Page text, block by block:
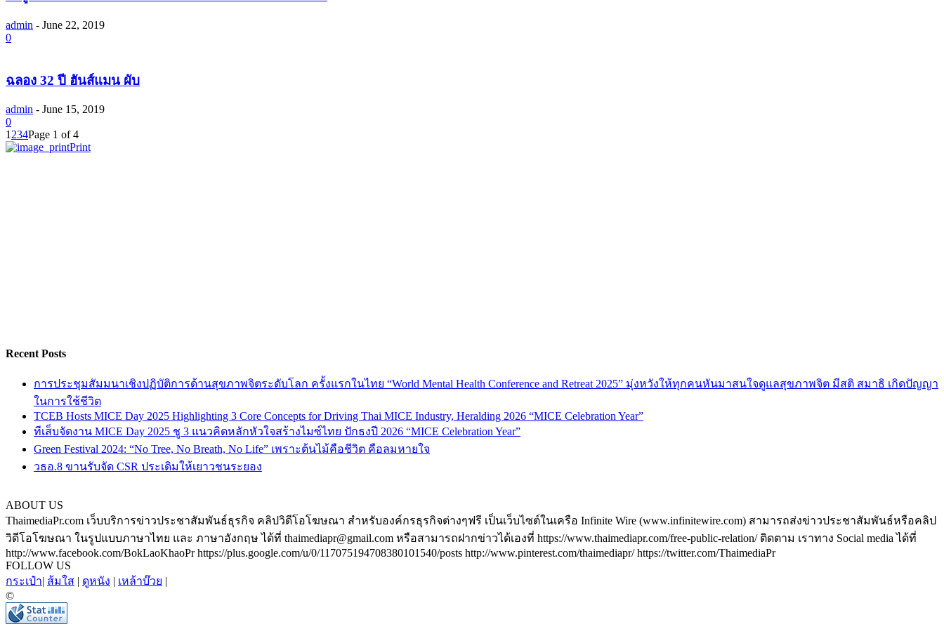
admin - June 22, 2019
0
ฉลอง 32 ปี ฮันส์แมน ผับ
admin - June 15, 2019
0
1 234Page 1 of 4
Print
Recent Posts
การประชุมสัมมนาเชิงปฏิบัติการด้านสุขภาพจิตระดับโลก ครั้งแรกในไทย “World Mental Health Conference and Retreat 2025” มุ่งหวังให้ทุกคนหันมาสนใจดูแลสุขภาพจิต มีสติ สมาธิ เกิดปัญญา
ในการใช้ชีวิต
TCEB Hosts MICE Day 2025 Highlighting 3 Core Concepts for Driving Thai MICE Industry, Heralding 2026 “MICE Celebration Year”
ทีเส็บจัดงาน MICE Day 2025 ชู 3 แนวคิดหลักหัวใจสร้างไมซ์ไทย ปักธงปี 2026 “MICE Celebration Year”
Green Festival 2024: “No Tree, No Breath, No Life” เพราะต้นไม้คือชีวิต คือลมหายใจ
วธอ.8 ขานรับจัด CSR ประเดิมให้เยาวชนระยอง
ABOUT US
ThaimediaPr.com เว็บบริการข่าวประชาสัมพันธ์ธุรกิจ คลิปวิดีโอโฆษณา สำหรับองค์กรธุรกิจต่างๆฟรี เป็นเว็บไซต์ในเครือ Infinite Wire (www.infinitewire.com) สามารถส่งข่าวประชาสัมพันธ์หรือคลิป
วิดีโอโฆษณา ในรูปแบบภาษาไทย และ ภาษาอังกฤษ ได้ที่ thaimediapr@gmail.com หรือสามารถฝากข่าวได้เองที่ https://www.thaimediapr.com/free-public-relation/ ติดตาม เราทาง Social media ได้ที่
http://www.facebook.com/BokLaoKhaoPr https://plus.google.com/u/0/117075194708380101540/posts http://www.pinterest.com/thaimediapr/ https://twitter.com/ThaimediaPr
FOLLOW US
กระเป๋า| ส้มใส | ดูหนัง | เหล้าบ๊วย |
©